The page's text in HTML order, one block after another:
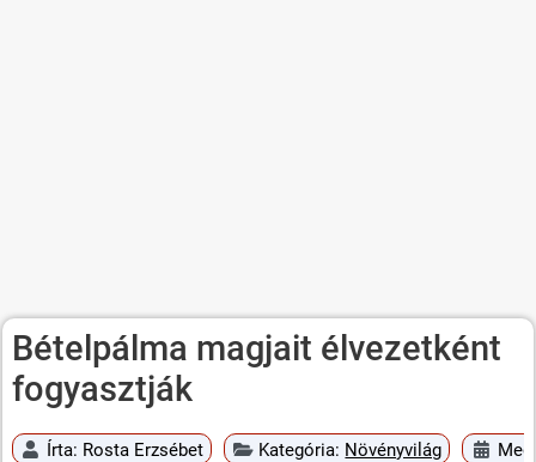
Bételpálma magjait élvezetként
fogyasztják
Írta: Rosta Erzsébet Kategória: Növényvilág